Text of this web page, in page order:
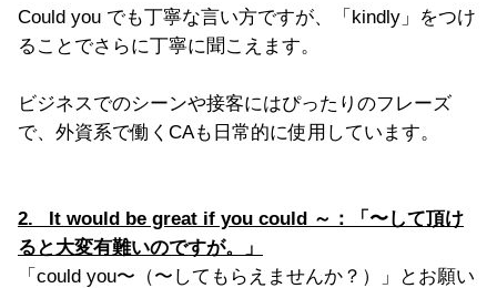
Could you でも丁寧な言い方ですが、「kindly」をつけ
ることでさらに丁寧に聞こえます。
ビジネスでのシーンや接客にはぴったりのフレーズ
で、外資系で働くCAも日常的に使用しています。
2. It would be great if you could ～：「〜して頂け
ると大変有難いのですが。」
「could you〜（〜してもらえませんか？）」とお願い